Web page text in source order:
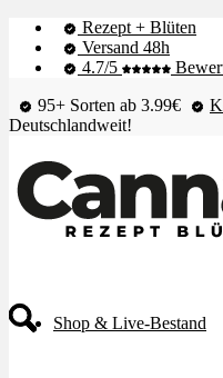
Rezept + Blüten
Versand 48h
4.7/5
95+ Sorten ab 3.99€
Deutschlandweit!
Shop & Live-Bestand